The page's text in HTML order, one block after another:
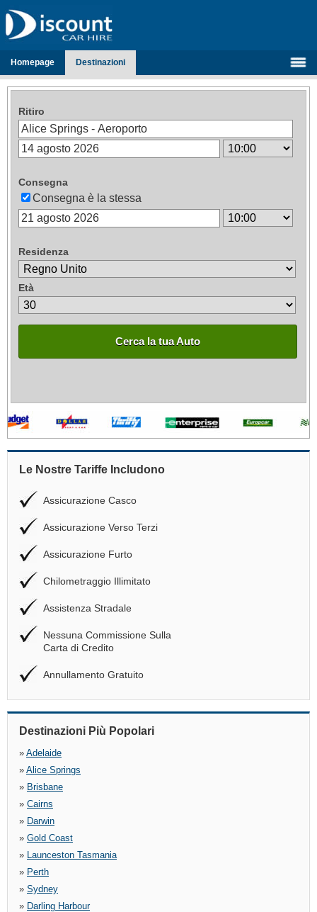
Homepage Destinazioni
Ritiro
Consegna
Consegna è la stessa
Residenza
Età
Cerca la tua Auto
Le Nostre Tariffe Includono
Assicurazione Casco
Assicurazione Verso Terzi
Assicurazione Furto
Chilometraggio Illimitato
Assistenza Stradale
Nessuna Commissione Sulla
Carta di Credito
Annullamento Gratuito
Destinazioni Più Popolari
» Adelaide
» Alice Springs
» Brisbane
» Cairns
» Darwin
» Gold Coast
» Launceston Tasmania
» Perth
» Sydney
» Darling Harbour